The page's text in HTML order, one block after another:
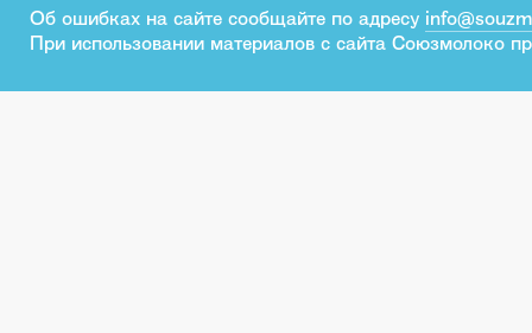
Об ошибках на сайте сообщайте по адресу
При использовании материалов с сайта Союзмолоко